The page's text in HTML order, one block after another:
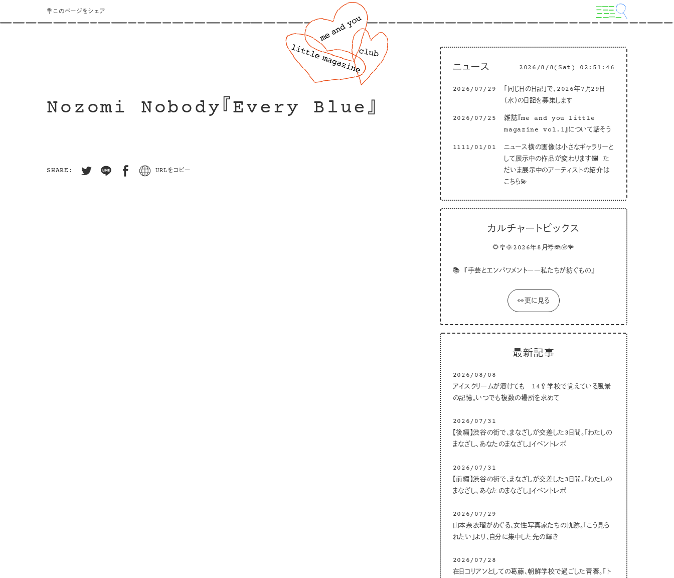
💐このページをシェア
Nozomi Nobody『Every Blue』
SHARE: URLをコピー
ニュース 2026/8/8(Sat) 02:51:47
2026/07/29
「同じ日の日記」で、2026年7月29日
（水）の日記を募集します
2026/07/25
雑誌『me and you little
magazine vol.1』について話そう
1111/01/01
ニュース横の画像は小さなギャラリーと
して展示中の作品が変わります🖼 た
だいま展示中のアーティストの紹介は
こちら💫
カルチャートピックス
🌻🎐🌞2026年8月号🪼🐚🪸
📚 『手芸とエンパワメント――私たちが紡ぐもの』
👀更に見る
最新記事
2026/08/08
アイスクリームが溶けても 14🥄学校で覚えている風景
の記憶。いつでも複数の場所を求めて
2026/07/31
【後編】渋谷の街で、まなざしが交差した3日間。『わたしの
まなざし、あなたのまなざし』イベントレポ
2026/07/31
【前編】渋谷の街で、まなざしが交差した3日間。『わたしの
まなざし、あなたのまなざし』イベントレポ
2026/07/29
山本奈衣瑠がめぐる、女性写真家たちの軌跡。「こう見ら
れたい」より、自分に集中した先の輝き
2026/07/28
在日コリアンとしての葛藤、朝鮮学校で過ごした青春。『ト